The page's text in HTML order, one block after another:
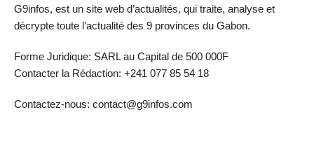
G9infos, est un site web d’actualités, qui traite, analyse et
décrypte toute l’actualité des 9 provinces du Gabon.
Forme Juridique: SARL au Capital de 500 000F
Contacter la Rédaction: +241 077 85 54 18
Contactez-nous: contact@g9infos.com